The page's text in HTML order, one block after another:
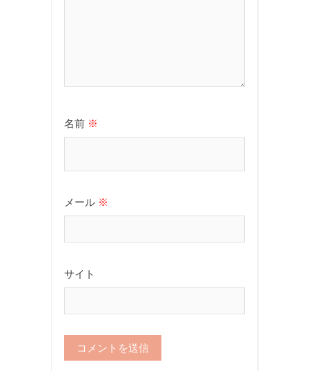
名前 ※
メール ※
サイト